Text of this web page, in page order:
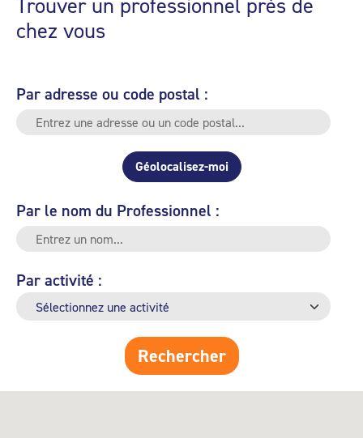
chez vous
Par adresse ou code postal :
Géolocalisez-moi
Par le nom du Professionnel :
Par activité :